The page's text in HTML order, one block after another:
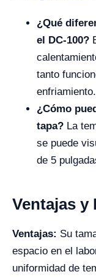
¿Qué
el DC-100?
tanto
enfriamiento.
¿Cómo
tapa? La
se puede
de 5
Ventajas y
Ventajas: Su
espacio en el
uniformidad de